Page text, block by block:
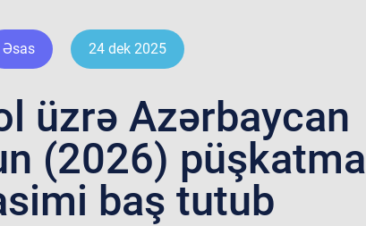
Əsas 24 dek 2025
üzrə Azərbaycan
(2026) püşkatma
baş tutub